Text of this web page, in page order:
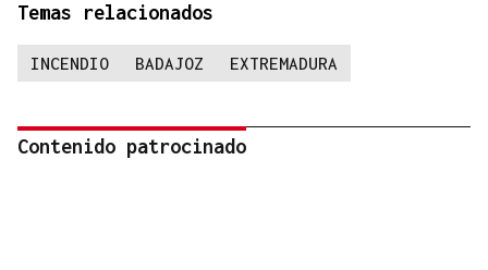
Temas relacionados
INCENDIO BADAJOZ EXTREMADURA
Contenido patrocinado